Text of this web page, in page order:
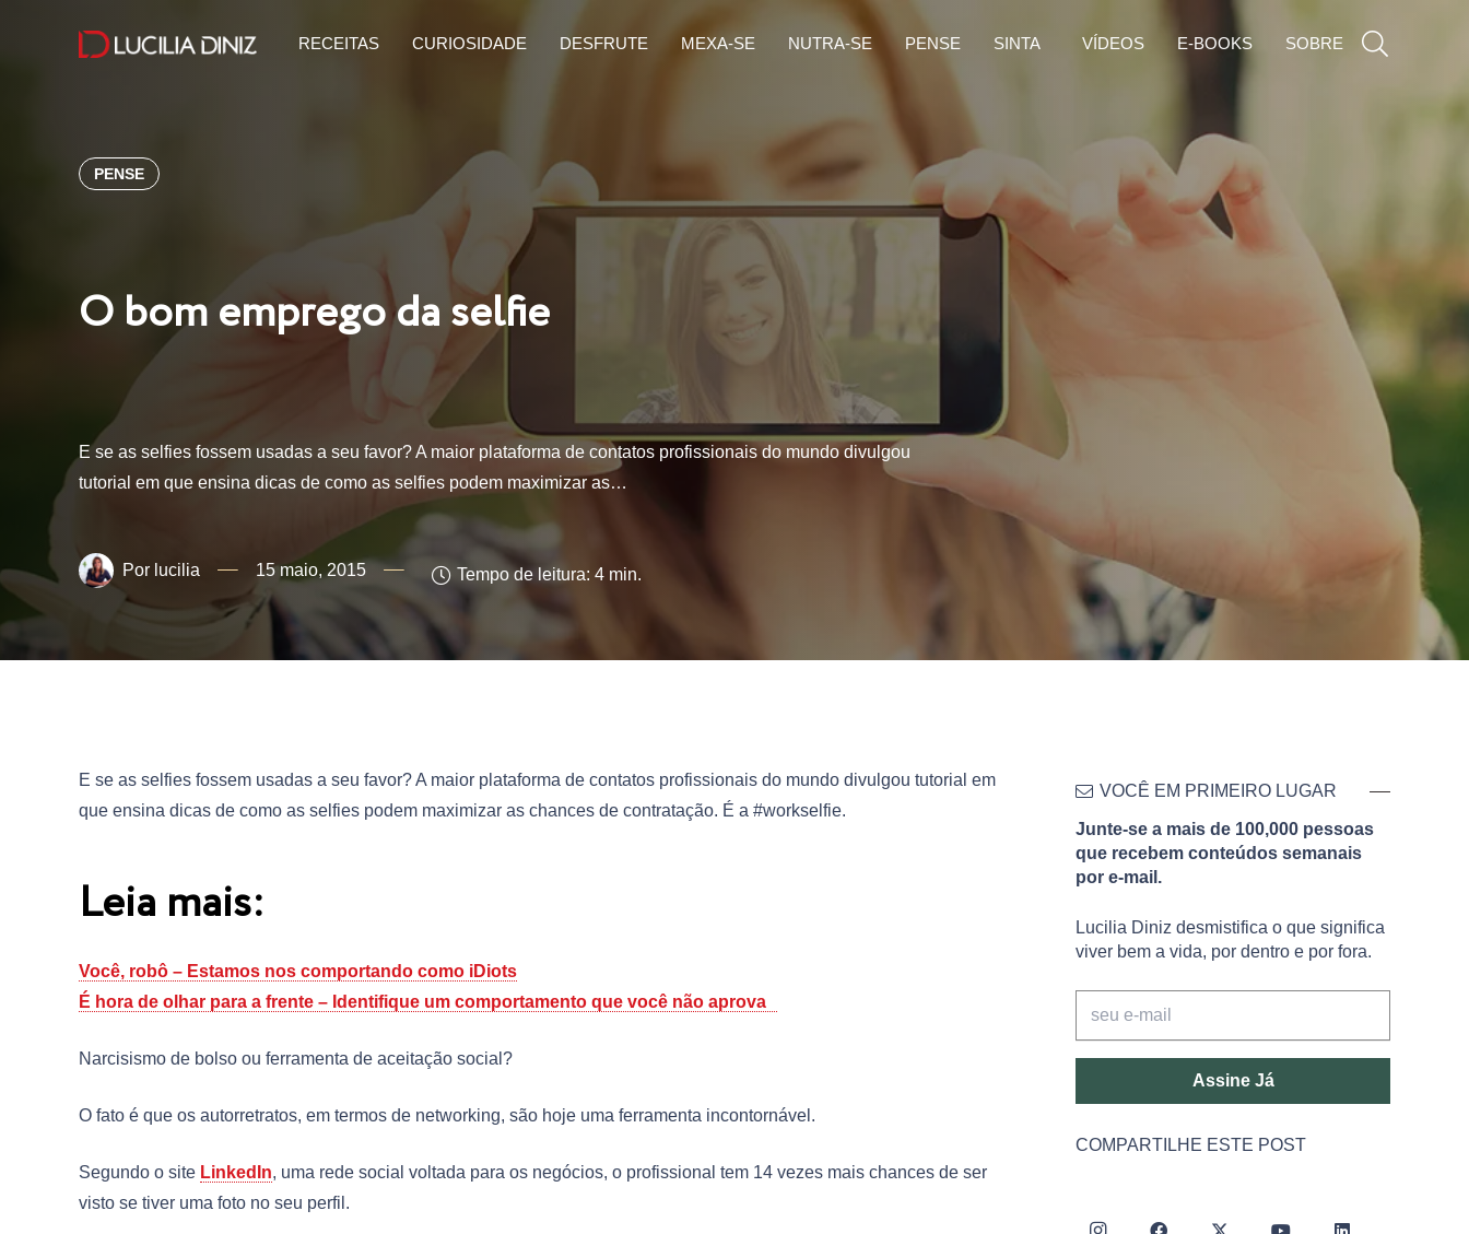
RECEITAS CURIOSIDADE DESFRUTE MEXA-SE NUTRA-SE PENSE SINTA VÍDEOS E-BOOKS SOBRE
PENSE
O bom emprego da selfie
E se as selfies fossem usadas a seu favor? A maior plataforma de contatos profissionais do mundo divulgou
tutorial em que ensina dicas de como as selfies podem maximizar as…
lucilia 15 maio, 2015 Tempo de leitura: 4 min.
E se as selfies fossem usadas a seu favor? A maior plataforma de contatos profissionais do mundo divulgou tutorial em
que ensina dicas de como as selfies podem maximizar as chances de contratação. É a #workselfie.
Leia mais:
Você, robô – Estamos nos comportando como iDiots
É hora de olhar para a frente – Identifique um comportamento que você não aprova
Narcisismo de bolso ou ferramenta de aceitação social?
O fato é que os autorretratos, em termos de networking, são hoje uma ferramenta incontornável.
Segundo o site LinkedIn, uma rede social voltada para os negócios, o profissional tem 14 vezes mais chances de ser
visto se tiver uma foto no seu perfil.
VOCÊ EM PRIMEIRO LUGAR
Junte-se a mais de 100,000 pessoas
que recebem conteúdos semanais
por e-mail.
Lucilia Diniz desmistifica o que significa
viver bem a vida, por dentro e por fora.
Assine Já
COMPARTILHE ESTE POST